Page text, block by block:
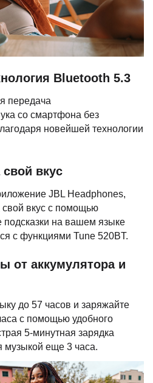
Bluetooth 5.3
передача
со смартфона без
новейшей технологии
свой вкус
JBL Headphones,
свой вкус с помощью
подсказки на вашем языке
с функциями Tune 520BT.
от аккумулятора и
до 57 часов и заряжайте
с помощью удобного
5-минутная зарядка
музыкой еще 3 часа.